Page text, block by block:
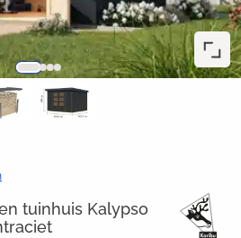
tuinhuis Kalypso